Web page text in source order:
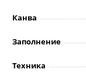
Канва
Заполнение
Техника